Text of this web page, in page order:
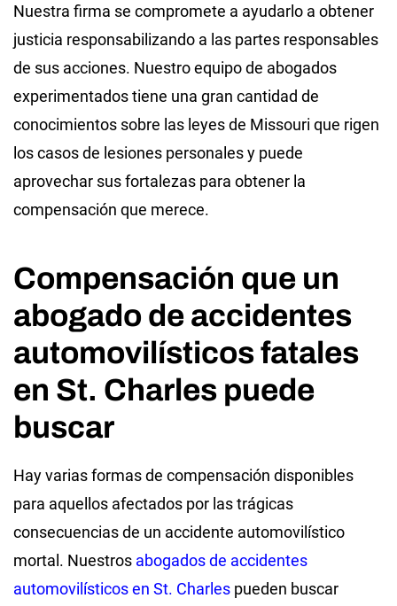
Nuestra firma se compromete a ayudarlo a obtener
justicia responsabilizando a las partes responsables
de sus acciones. Nuestro equipo de abogados
experimentados tiene una gran cantidad de
conocimientos sobre las leyes de Missouri que rigen
los casos de lesiones personales y puede
aprovechar sus fortalezas para obtener la
compensación que merece.
Compensación que un
abogado de accidentes
automovilísticos fatales
en St. Charles puede
buscar
Hay varias formas de compensación disponibles
para aquellos afectados por las trágicas
consecuencias de un accidente automovilístico
mortal. Nuestros abogados de accidentes
automovilísticos en St. Charles pueden buscar